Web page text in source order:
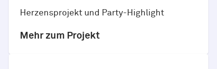
Herzensprojekt und Party-Highlight
Mehr zum Projekt